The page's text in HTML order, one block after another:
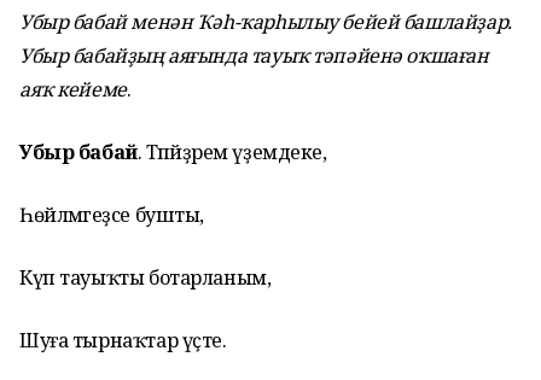
Убыр бабай менән Ҡәһ-ҡарһылыу бейей башлайҙар.
Убыр бабайҙың аяғында тауыҡ тәпәйенә оҡшаған
аяҡ кейеме.
Убыр бабай. Тәпәйҙәрем үҙемдеке,
Һөйләмәгеҙсе бушты,
Күп тауыҡты ботарланым,
Шуға тырнаҡтар үҫте.